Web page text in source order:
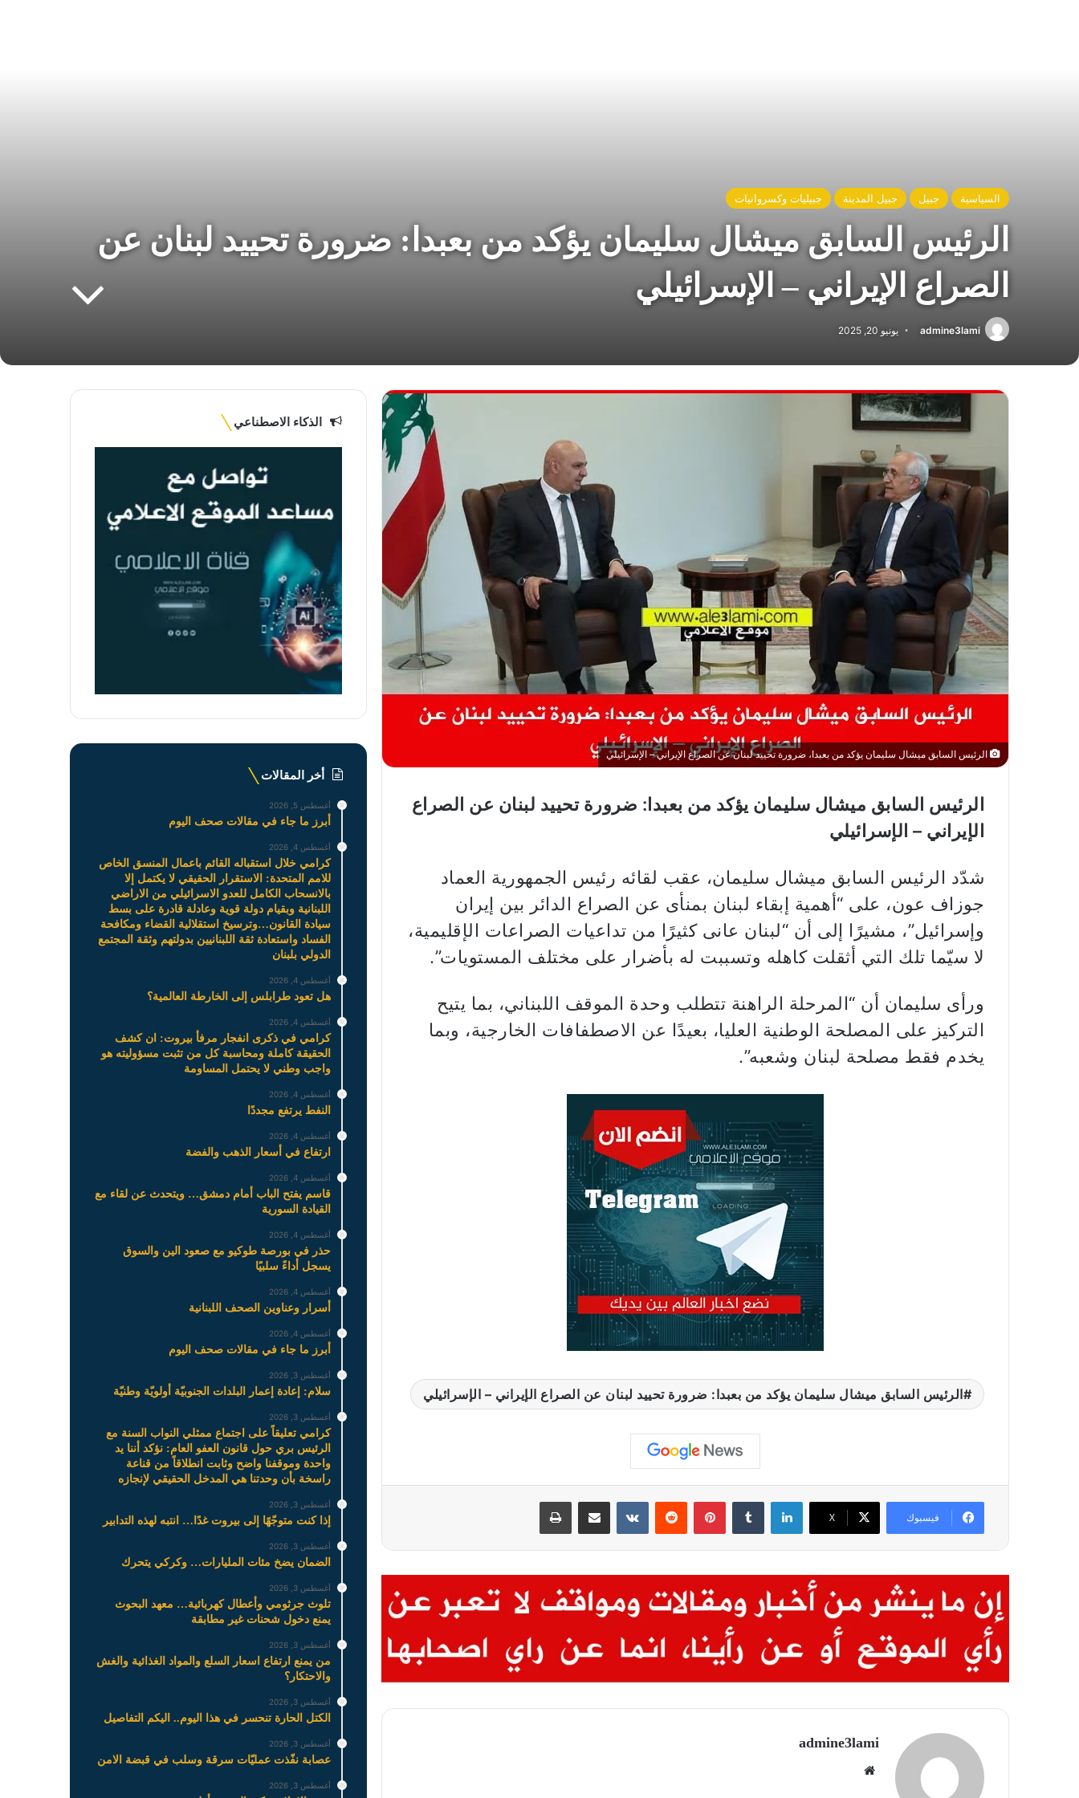
السياسية جبيل جبيل المدينة جبيليات وكسروانيات
الرئيس السابق ميشال سليمان يؤكد من بعبدا: ضرورة تحييد لبنان عن
الصراع الإيراني – الإسرائيلي
admine3lami يونيو 20, 2025
الرئيس السابق ميشال سليمان يؤكد من بعبدا، ضرورة تحييد لبنان عن الصراع الإيراني – الإسرائيلي
الرئيس السابق ميشال سليمان يؤكد من بعبدا: ضرورة تحييد لبنان عن الصراع
الإيراني – الإسرائيلي
شدّد الرئيس السابق ميشال سليمان، عقب لقائه رئيس الجمهورية العماد
جوزاف عون، على “أهمية إبقاء لبنان بمنأى عن الصراع الدائر بين إيران
وإسرائيل”، مشيرًا إلى أن “لبنان عانى كثيرًا من تداعيات الصراعات الإقليمية،
لا سيّما تلك التي أثقلت كاهله وتسببت له بأضرار على مختلف المستويات”.
ورأى سليمان أن “المرحلة الراهنة تتطلب وحدة الموقف اللبناني، بما يتيح
التركيز على المصلحة الوطنية العليا، بعيدًا عن الاصطفافات الخارجية، وبما
يخدم فقط مصلحة لبنان وشعبه”.
الرئيس السابق ميشال سليمان يؤكد من بعبدا: ضرورة تحييد لبنان عن الصراع الإيراني – الإسرائيلي
فيسبوك X
لينكدإن بينتيريست
admine3lami
الذكاء الاصطناعي
أخر المقالات
أغسطس 5, 2026
أبرز ما جاء في مقالات صحف اليوم
أغسطس 4, 2026
كرامي خلال استقباله القائم باعمال المنسق الخاص
للامم المتحدة: الاستقرار الحقيقي لا يكتمل إلا
بالانسحاب الكامل للعدو الاسرائيلي من الاراضي
اللبنانية وبقيام دولة قوية وعادلة قادرة على بسط
سيادة القانون…وترسيخ استقلالية القضاء ومكافحة
الفساد واستعادة ثقة اللبنانيين بدولتهم وثقة المجتمع
الدولي بلبنان
أغسطس 4, 2026
هل تعود طرابلس إلى الخارطة العالمية؟
أغسطس 4, 2026
كرامي في ذكرى انفجار مرفأ بيروت: ان كشف
الحقيقة كاملة ومحاسبة كل من تثبت مسؤوليته هو
واجب وطني لا يحتمل المساومة
أغسطس 4, 2026
النفط يرتفع مجددًا
أغسطس 4, 2026
ارتفاع في أسعار الذهب والفضة
أغسطس 4, 2026
قاسم يفتح الباب أمام دمشق… ويتحدث عن لقاء مع
القيادة السورية
أغسطس 4, 2026
حذر في بورصة طوكيو مع صعود الين والسوق
يسجل أداءً سلبيًا
أغسطس 4, 2026
أسرار وعناوين الصحف اللبنانية
أغسطس 4, 2026
أبرز ما جاء في مقالات صحف اليوم
أغسطس 3, 2026
سلام: إعادة إعمار البلدات الجنوبيّة أولويّة وطنيّة
أغسطس 3, 2026
كرامي تعليقاً على اجتماع ممثلي النواب السنة مع
الرئيس بري حول قانون العفو العام: نؤكد أننا يد
واحدة وموقفنا واضح وثابت انطلاقاً من قناعة
راسخة بأن وحدتنا هي المدخل الحقيقي لإنجازه
أغسطس 3, 2026
إذا كنت متوجّهًا إلى بيروت غدًا… انتبه لهذه التدابير
أغسطس 3, 2026
الضمان يضخ مئات المليارات… وكركي يتحرك
أغسطس 3, 2026
تلوث جرثومي وأعطال كهربائية… معهد البحوث
يمنع دخول شحنات غير مطابقة
أغسطس 3, 2026
من يمنع ارتفاع اسعار السلع والمواد الغذائية والغش
والاحتكار؟
أغسطس 3, 2026
الكتل الحارة تنحسر في هذا اليوم.. اليكم التفاصيل
أغسطس 3, 2026
عصابة نفّذت عمليّات سرقة وسلب في قبضة الامن
أغسطس 3, 2026